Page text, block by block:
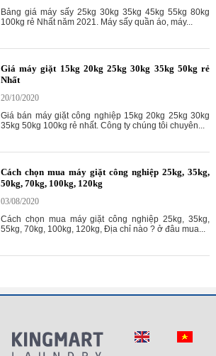
Bảng giá máy sấy 25kg 30kg 35kg 45kg 55kg 80kg
100kg rẻ Nhất năm 2021. Máy sấy quần áo, máy...
Giá máy giặt 15kg 20kg 25kg 30kg 35kg 50kg rẻ
Nhất
20/10/2020
Giá bán máy giặt công nghiệp 15kg 20kg 25kg 30kg
35kg 50kg 100kg rẻ nhất. Công ty chúng tôi chuyên...
Cách chọn mua máy giặt công nghiệp 25kg, 35kg,
50kg, 70kg, 100kg, 120kg
03/08/2020
Cách chọn mua máy giặt công nghiệp 25kg, 35kg,
55kg, 70kg, 100kg, 120kg, Địa chỉ nào ? ở đâu mua...